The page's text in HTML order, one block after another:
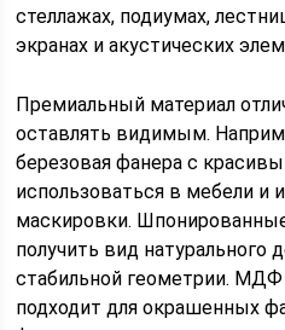
стеллажах, подиумах,
экранах и акустических
Премиальный материал
оставлять видимым.
березовая фанера с
использоваться в мебели и
маскировки.
получить вид натурального
стабильной геометрии.
подходит для окрашенных